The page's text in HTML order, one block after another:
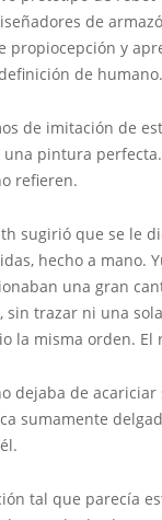
de
y
de humano.
imitación de
pintura
refieren.
que se le
hecho a mano.
una gran
trazar ni una
la misma orden.
de acariciar
sumamente
tal que parecía